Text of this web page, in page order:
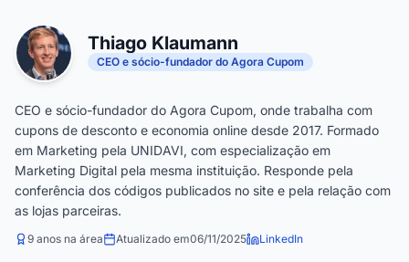
Thiago Klaumann
CEO e sócio-fundador do Agora Cupom
CEO e sócio-fundador do Agora Cupom, onde trabalha com
cupons de desconto e economia online desde 2017. Formado
em Marketing pela UNIDAVI, com especialização em
Marketing Digital pela mesma instituição. Responde pela
conferência dos códigos publicados no site e pela relação com
as lojas parceiras.
9 anos na área Atualizado em06/11/2025 LinkedIn